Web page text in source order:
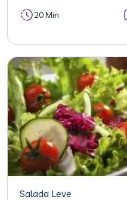
20 Min
Salada Leve